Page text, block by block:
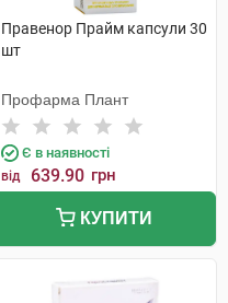
Правенор Прайм капсули 30
шт
Профарма Плант
Є в наявності
від 639.90 грн
КУПИТИ